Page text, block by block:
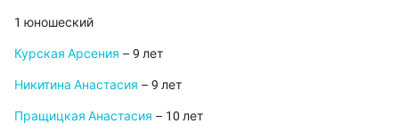
1 юношеский
Курская Арсения – 9 лет
Никитина Анастасия – 9 лет
Пращицкая Анастасия – 10 лет